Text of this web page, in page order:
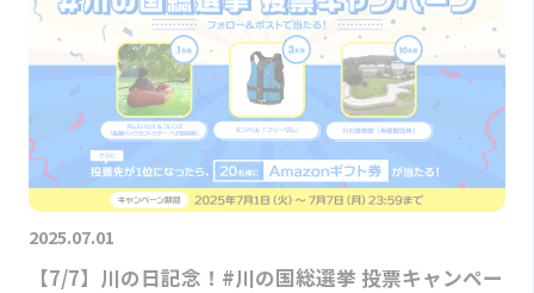
2025.07.01
【7/7】川の日記念！#川の国総選挙 投票キャンペー